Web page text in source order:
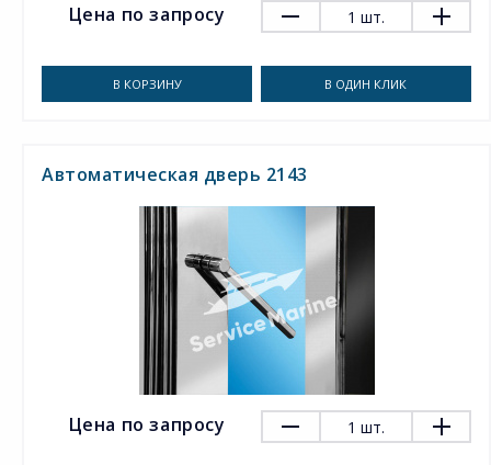
Цена по запросу 1 шт.
В КОРЗИНУ В ОДИН КЛИК
Автоматическая дверь 2143
Цена по запросу 1 шт.